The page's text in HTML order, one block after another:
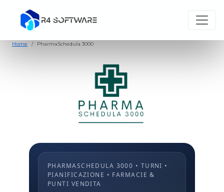
Home PharmaSchedula 3000
PHARMASCHEDULA 3000 • TURNI •
PIANIFICAZIONE • FARMACIE &
PUNTI VENDITA